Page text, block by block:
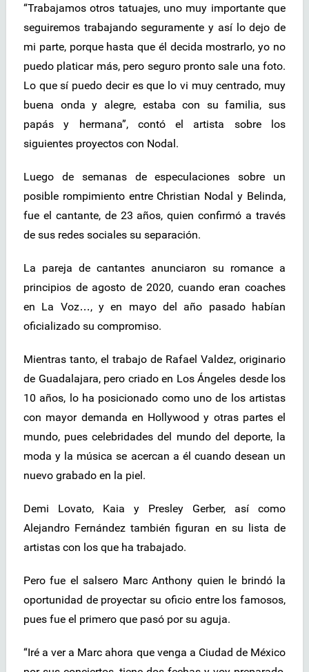
“Trabajamos otros tatuajes, uno muy importante que
seguiremos trabajando seguramente y así lo dejo de
mi parte, porque hasta que él decida mostrarlo, yo no
puedo platicar más, pero seguro pronto sale una foto.
Lo que sí puedo decir es que lo vi muy centrado, muy
buena onda y alegre, estaba con su familia, sus
papás y hermana”, contó el artista sobre los
siguientes proyectos con Nodal.
Luego de semanas de especulaciones sobre un
posible rompimiento entre Christian Nodal y Belinda,
fue el cantante, de 23 años, quien confirmó a través
de sus redes sociales su separación.
La pareja de cantantes anunciaron su romance a
principios de agosto de 2020, cuando eran coaches
en La Voz…, y en mayo del año pasado habían
oficializado su compromiso.
Mientras tanto, el trabajo de Rafael Valdez, originario
de Guadalajara, pero criado en Los Ángeles desde los
10 años, lo ha posicionado como uno de los artistas
con mayor demanda en Hollywood y otras partes el
mundo, pues celebridades del mundo del deporte, la
moda y la música se acercan a él cuando desean un
nuevo grabado en la piel.
Demi Lovato, Kaia y Presley Gerber, así como
Alejandro Fernández también figuran en su lista de
artistas con los que ha trabajado.
Pero fue el salsero Marc Anthony quien le brindó la
oportunidad de proyectar su oficio entre los famosos,
pues fue el primero que pasó por su aguja.
“Iré a ver a Marc ahora que venga a Ciudad de México